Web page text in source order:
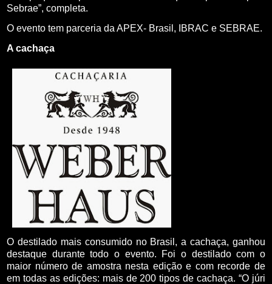
Sebrae”, completa.
O evento tem parceria da APEX- Brasil, IBRAC e SEBRAE.
A cachaça
O destilado mais consumido no Brasil, a cachaça, ganhou
destaque durante todo o evento. Foi o destilado com o
maior número de amostra nesta edição e com recorde de
em todas as edições: mais de 200 tipos de cachaça. “O júri